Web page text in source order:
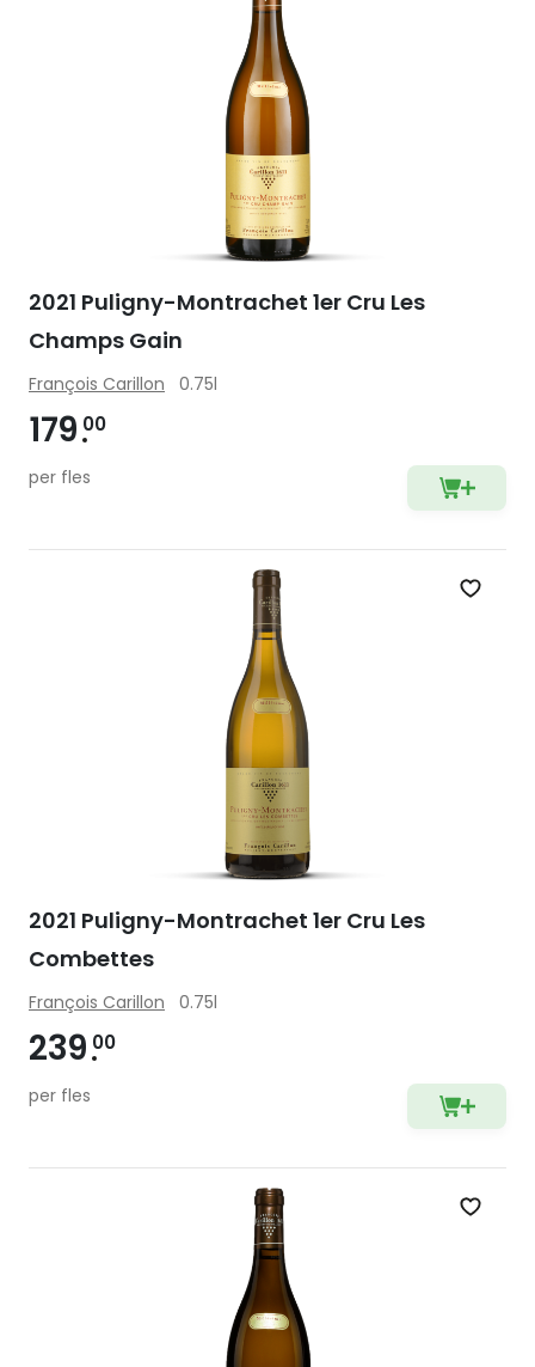
2021 Puligny-Montrachet 1er Cru Les
Champs Gain
François Carillon 0.75l
179 00
per fles
Zet
2021 Puligny-Montrachet 1er Cru Les
Combettes
François Carillon 0.75l
239 00
per fles
Zet